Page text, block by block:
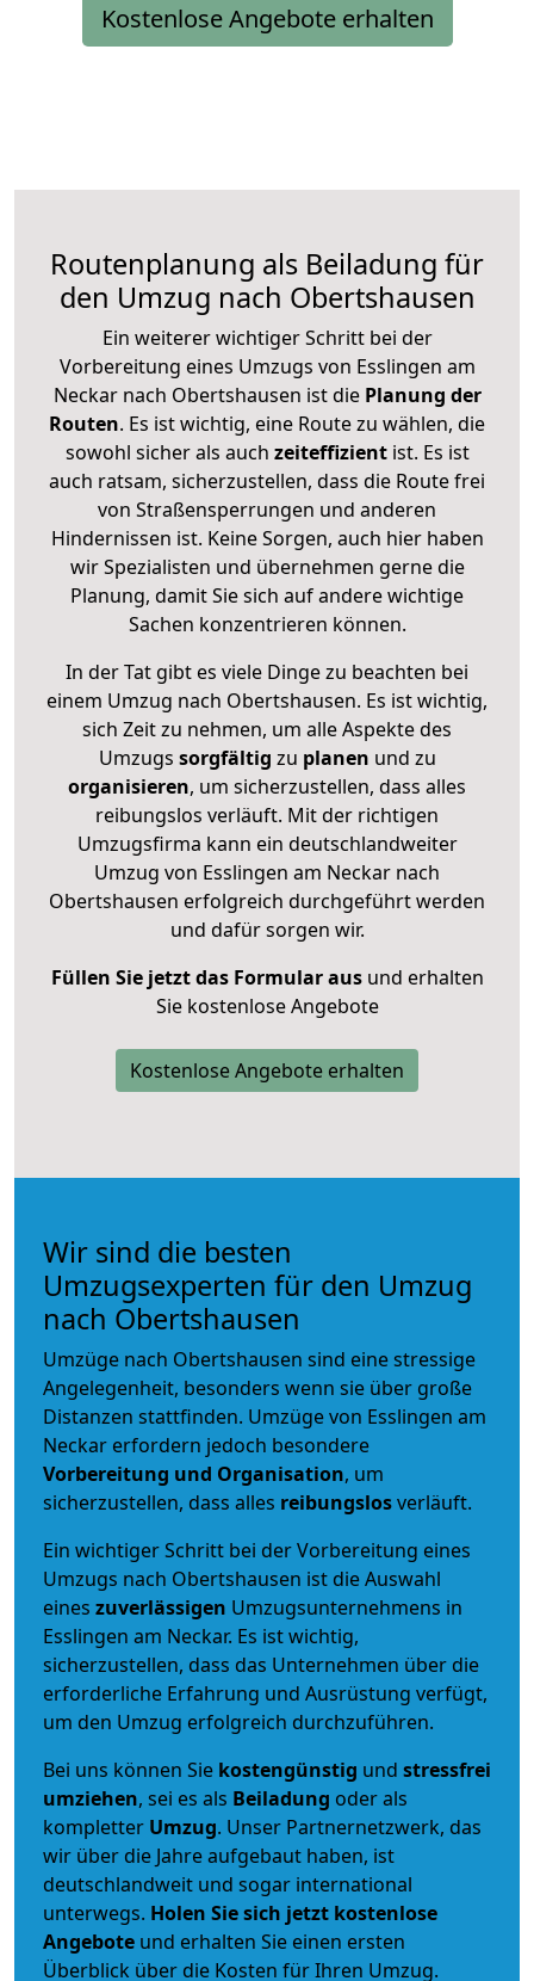
Kostenlose Angebote erhalten
Routenplanung als Beiladung für
den Umzug nach Obertshausen
Ein weiterer wichtiger Schritt bei der
Vorbereitung eines Umzugs von Esslingen am
Neckar nach Obertshausen ist diePlanung der
Routen. Es ist wichtig, eine Route zu wählen, die
sowohl sicher als auch zeiteffizientist. Es ist
auch ratsam, sicherzustellen, dass die Route frei
von Straßensperrungen und anderen
Hindernissen ist. Keine Sorgen, auch hier haben
wir Spezialisten und übernehmen gerne die
Planung, damit Sie sich auf andere wichtige
Sachen konzentrieren können.
In der Tat gibt es viele Dinge zu beachten bei
einem Umzug nach Obertshausen. Es ist wichtig,
sich Zeit zu nehmen, um alle Aspekte des
Umzugs sorgfältig zu planen und zu
organisieren, um sicherzustellen, dass alles
reibungslos verläuft. Mit der richtigen
Umzugsfirma kann ein deutschlandweiter
Umzug von Esslingen am Neckar nach
Obertshausen erfolgreich durchgeführt werden
und dafür sorgen wir.
Füllen Sie jetzt das Formular ausund erhalten
Sie kostenlose Angebote
Kostenlose Angebote erhalten
Wir sind die besten
Umzugsexperten für den Umzug
nach Obertshausen
Umzüge nach Obertshausen sind eine stressige
Angelegenheit, besonders wenn sie über große
Distanzen stattfinden. Umzüge von Esslingen am
Neckar erfordern jedoch besondere
Vorbereitung und Organisation, um
sicherzustellen, dass alles reibungslosverläuft.
Ein wichtiger Schritt bei der Vorbereitung eines
Umzugs nach Obertshausen ist die Auswahl
eines zuverlässigen Umzugsunternehmens in
Esslingen am Neckar. Es ist wichtig,
sicherzustellen, dass das Unternehmen über die
erforderliche Erfahrung und Ausrüstung verfügt,
um den Umzug erfolgreich durchzuführen.
Bei uns können Sie kostengünstig und stressfrei
umziehen, sei es als Beiladung oder als
kompletter Umzug. Unser Partnernetzwerk, das
wir über die Jahre aufgebaut haben, ist
deutschlandweit und sogar international
unterwegs. Holen Sie sich jetzt kostenlose
Angebote und erhalten Sie einen ersten
Überblick über die Kosten für Ihren Umzug.